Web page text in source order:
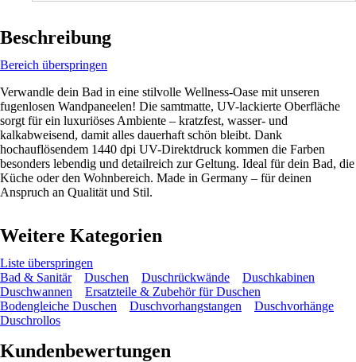
Beschreibung
Bereich überspringen
Verwandle dein Bad in eine stilvolle Wellness-Oase mit unseren
fugenlosen Wandpaneelen! Die samtmatte, UV-lackierte Oberfläche
sorgt für ein luxuriöses Ambiente – kratzfest, wasser- und
kalkabweisend, damit alles dauerhaft schön bleibt. Dank
hochauflösendem 1440 dpi UV-Direktdruck kommen die Farben
besonders lebendig und detailreich zur Geltung. Ideal für dein Bad, die
Küche oder den Wohnbereich. Made in Germany – für deinen
Anspruch an Qualität und Stil.
Weitere Kategorien
Liste überspringen
Bad & Sanitär
Duschen Duschrückwände
Duschkabinen
Duschwannen
Ersatzteile & Zubehör für Duschen
Bodengleiche Duschen
Duschvorhangstangen
Duschvorhänge
Duschrollos
Kundenbewertungen